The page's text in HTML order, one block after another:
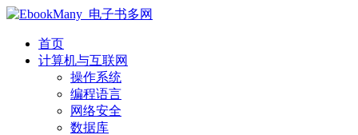
首页
计算机与互联网
操作系统
编程语言
网络安全
数据库